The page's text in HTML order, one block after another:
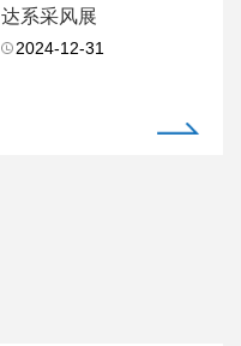
达系采风展
2024-12-31